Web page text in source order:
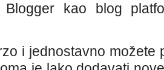
Blogger kao blog
i jednostavno možete